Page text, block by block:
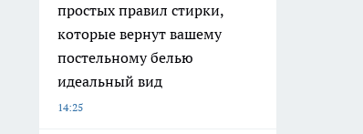
простых правил стирки,
которые вернут вашему
постельному белью
идеальный вид
14:25